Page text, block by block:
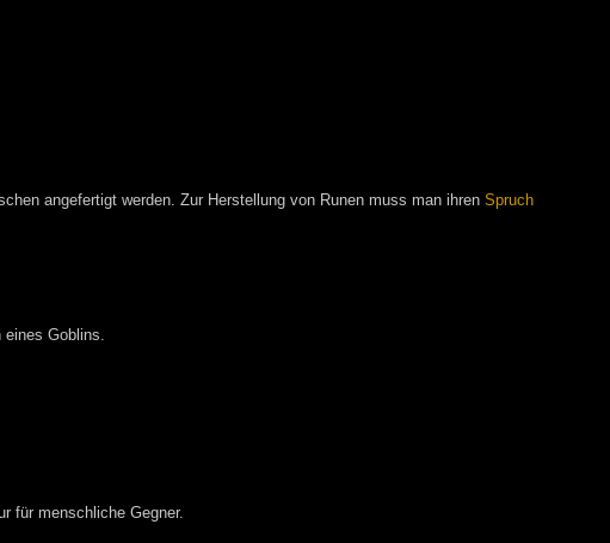
angefertigt werden. Zur Herstellung von Runen muss man ihren Spruch
Goblins.
für menschliche Gegner.